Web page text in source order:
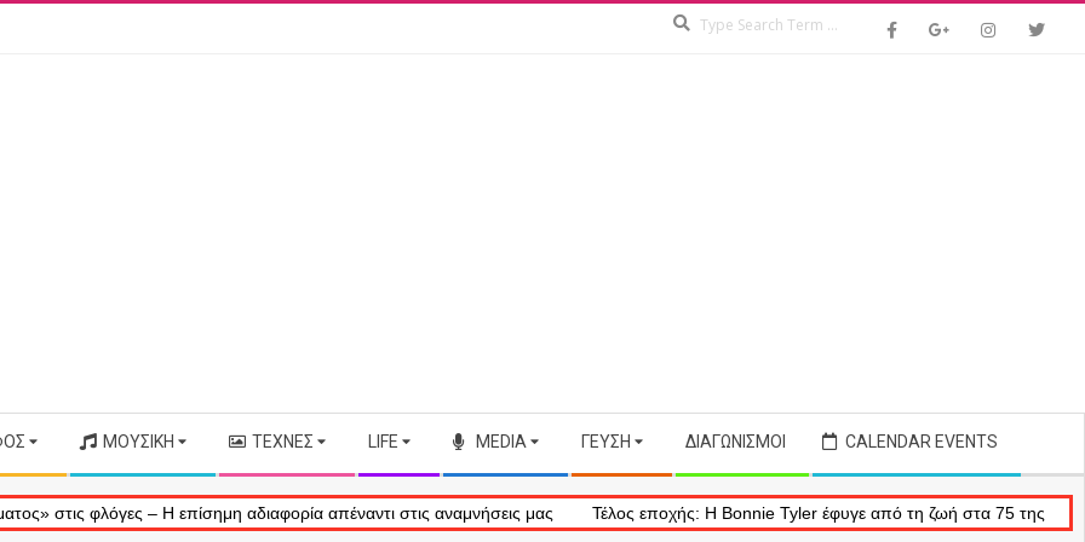
ΜΟΥΣΙΚΉ ΤΈΧΝΕΣ LIFE MEDIA ΓΕΎΣΗ ΔΙΑΓΩΝΙΣΜΟΊ CALENDAR EVENTS
φλόγες – Η επίσημη αδιαφορία απέναντι στις αναμνήσεις μας Τέλος εποχής: Η Bonnie Tyler έφυγε από τη ζωή στα 75 της